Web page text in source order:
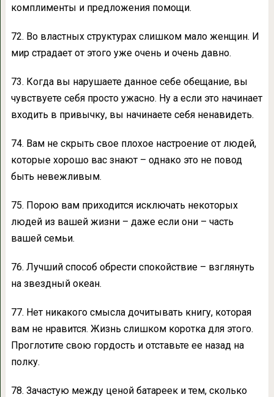
комплименты и предложения помощи.
72. Во властных структурах слишком мало женщин. И
мир страдает от этого уже очень и очень давно.
73. Когда вы нарушаете данное себе обещание, вы
чувствуете себя просто ужасно. Ну а если это начинает
входить в привычку, вы начинаете себя ненавидеть.
74. Вам не скрыть свое плохое настроение от людей,
которые хорошо вас знают – однако это не повод
быть невежливым.
75. Порою вам приходится исключать некоторых
людей из вашей жизни – даже если они – часть
вашей семьи.
76. Лучший способ обрести спокойствие – взглянуть
на звездный океан.
77. Нет никакого смысла дочитывать книгу, которая
вам не нравится. Жизнь слишком коротка для этого.
Проглотите свою гордость и отставьте ее назад на
полку.
78. Зачастую между ценой батареек и тем, сколько